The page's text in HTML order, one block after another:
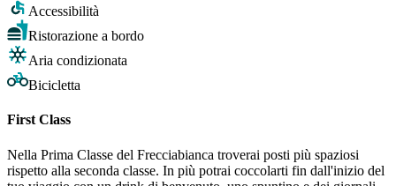
Accessibilità
Ristorazione a bordo
Aria condizionata
Bicicletta
First Class
Nella Prima Classe del Frecciabianca troverai posti più spaziosi
rispetto alla seconda classe. In più potrai coccolarti fin dall'inizio del